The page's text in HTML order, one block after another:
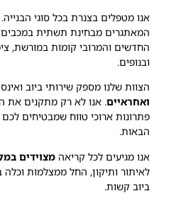
אנו מטפלים בצנרת בכל סוגי
המאתגרים מבחינת תשתית במכבים
החדשים והמרובי קומות במורשת,
ובנופים.
הצוות שלנו מספק שירותי ביוב
ואחראיים. אנו לא רק מתקנים את
פתרונות ארוכי טווח שמבטיחים לכם
הבאות.
אנו מגיעים לכל קריאה מצוידים
לאיתור ותיקון, החל ממצלמות
ביוב קשות.